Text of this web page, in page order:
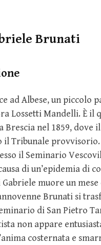
Brunati
ad Albese, un piccolo
Lossetti Mandelli. È
Brescia nel 1859,
il Tribunale
il Seminario
di un’epidemia di
muore un
Brunati si
di San Pietro
non appare
costernata e